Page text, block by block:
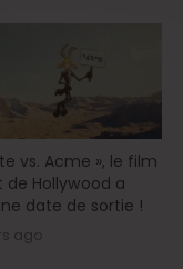
vs. Acme », le film
de Hollywood a
date de sortie !
ago